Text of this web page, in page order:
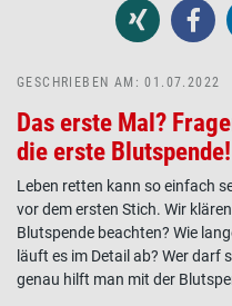
GESCHRIEBEN AM: 01.07.2022
Das erste Mal?
die erste Blutspende!
Leben retten kann so einfach
vor dem ersten Stich. Wir
Blutspende beachten? Wie
läuft es im Detail ab? Wer darf
genau hilft man mit der